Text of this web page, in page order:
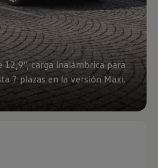
carga inalámbrica para
7 plazas en la versión Maxi.